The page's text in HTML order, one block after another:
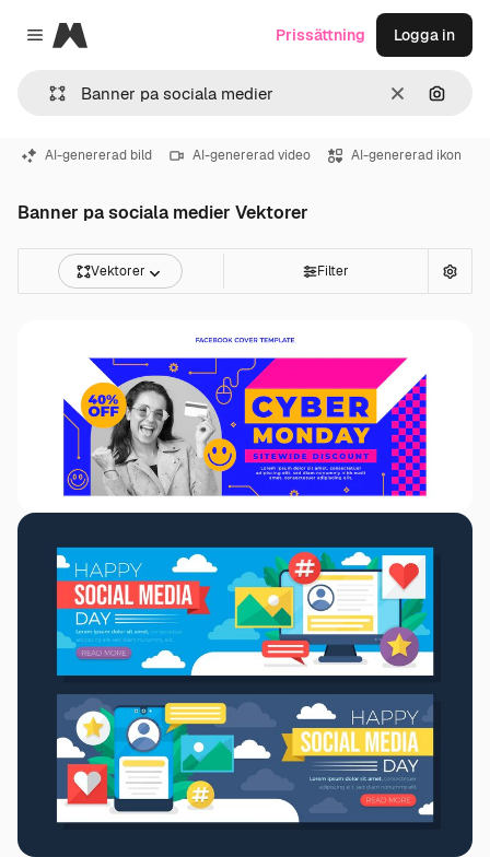
Close menu
Magnific
RensaSök
Prissättning Logga in
AI-genererad bild AI-genererad video AI-genererad ikon
Banner pa sociala medier Vektorer
Vektorer Filter